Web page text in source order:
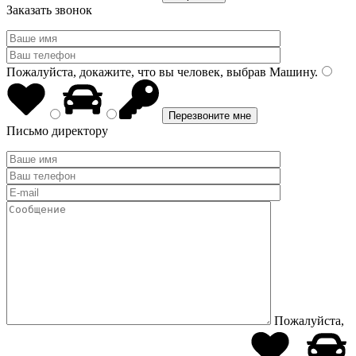
Заказать звонок
Пожалуйста, докажите, что вы человек, выбрав Машину.
Письмо директору
Пожалуйста,